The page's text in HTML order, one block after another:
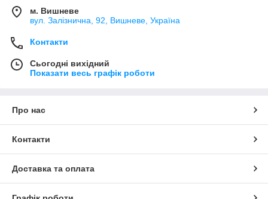
м. Вишневе
вул. Залізнична, 92, Вишневе, Україна
Контакти
Сьогодні вихідний
Показати весь графік роботи
Про нас
Контакти
Доставка та оплата